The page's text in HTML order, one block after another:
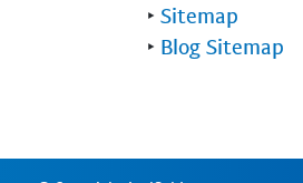
‣ Sitemap
‣ Blog Sitemap